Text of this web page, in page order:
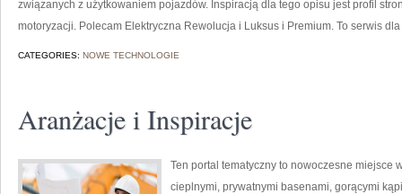
związanych z użytkowaniem pojazdów. Inspiracją dla tego opisu jest profil
motoryzacji. Polecam Elektryczna Rewolucja i Luksus i Premium. To serwis dla
CATEGORIES: NOWE TECHNOLOGIE
Aranżacje i Inspiracje
Ten portal tematyczny to nowoczesne miejsce
cieplnymi, prywatnymi basenami, gorącymi